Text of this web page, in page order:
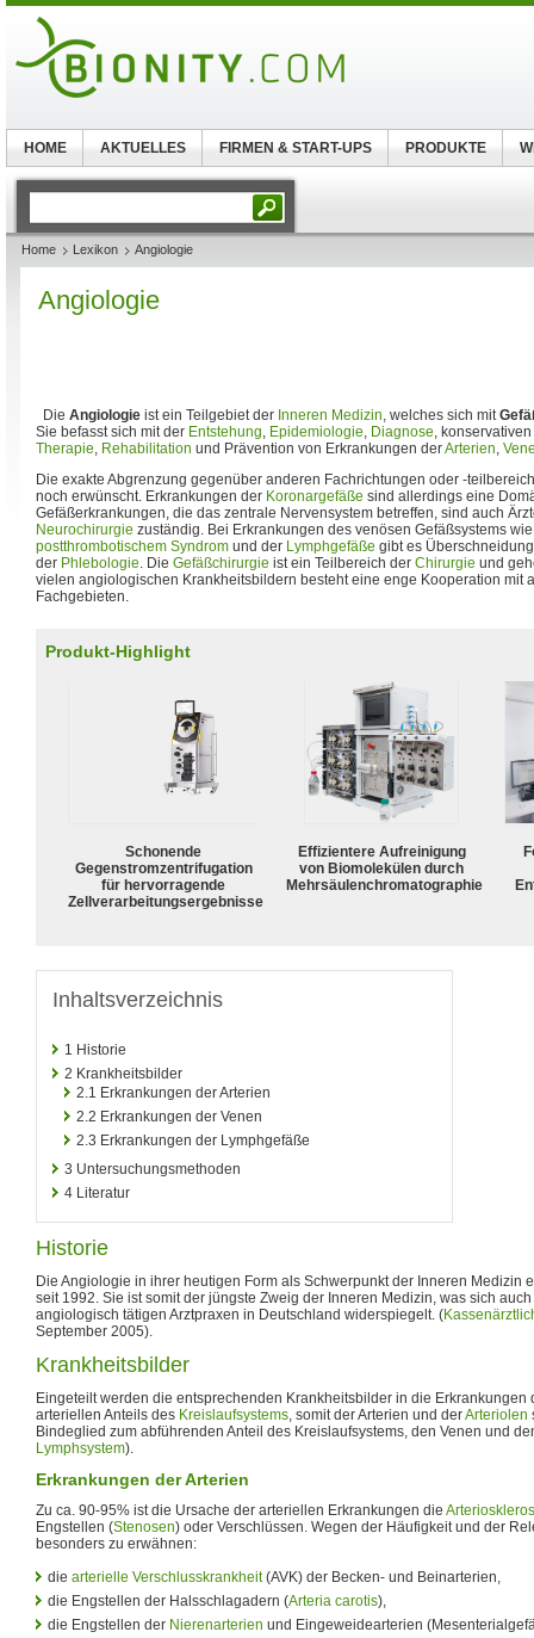
Home Lexikon Angiologie
Angiologie
Die Angiologie ist ein Teilgebiet der Inneren Medizin, welches sich mit
Sie befasst sich mit der Entstehung, Epidemiologie, Diagnose,
Therapie, Rehabilitation und Prävention von Erkrankungen derArterien,
Die exakte Abgrenzung gegenüber anderen Fachrichtungen oder -
noch erwünscht. Erkrankungen der Koronargefäße sind allerdings eine
Gefäßerkrankungen, die das zentrale Nervensystem betreffen, sind auch
Neurochirurgie zuständig. Bei Erkrankungen des venösen Gefäßsystems
postthrombotischem Syndrom und der Lymphgefäße gibt es
der Phlebologie. Die Gefäßchirurgie ist ein Teilbereich der Chirurgie und
vielen angiologischen Krankheitsbildern besteht eine enge Kooperation mit
Fachgebieten.
Produkt-Highlight
Schonende
Gegenstromzentrifugation
für hervorragende
Zellverarbeitungsergebnisse
Effizientere Aufreinigung
von Biomolekülen durch
Mehrsäulenchromatographie
Inhaltsverzeichnis
1 Historie
2 Krankheitsbilder
2.1 Erkrankungen der Arterien
2.2 Erkrankungen der Venen
2.3 Erkrankungen der Lymphgefäße
3 Untersuchungsmethoden
4 Literatur
Historie
Die Angiologie in ihrer heutigen Form als Schwerpunkt der Inneren Medizin
seit 1992. Sie ist somit der jüngste Zweig der Inneren Medizin, was sich
angiologisch tätigen Arztpraxen in Deutschland widerspiegelt. (
September 2005).
Krankheitsbilder
Eingeteilt werden die entsprechenden Krankheitsbilder in die Erkrankungen
arteriellen Anteils des Kreislaufsystems, somit der Arterien und derArteriolen
Bindeglied zum abführenden Anteil des Kreislaufsystems, den Venen und
Lymphsystem).
Erkrankungen der Arterien
Zu ca. 90-95% ist die Ursache der arteriellen Erkrankungen die
Engstellen (Stenosen) oder Verschlüssen. Wegen der Häufigkeit und der
besonders zu erwähnen:
die arterielle Verschlusskrankheit(AVK) der Becken- und Beinarterien,
die Engstellen der Halsschlagadern (Arteria carotis),
die Engstellen der Nierenarterien und Eingeweidearterien
HOME AKTUELLES FIRMEN & START-UPS PRODUKTE